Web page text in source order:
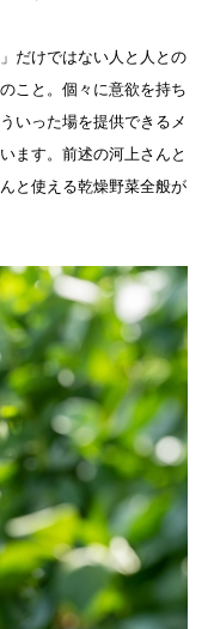
だけではない人と人との
こと。個々に意欲を持ち
いった場を提供できるメ
ます。前述の河上さんと
と使える乾燥野菜全般が